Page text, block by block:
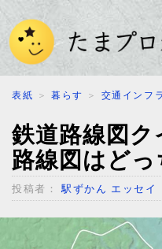
表紙 ＞暮らす ＞ 交通インフラ
鉄道路線図
路線図はどっ
投稿者： 駅ずかん エッセイ